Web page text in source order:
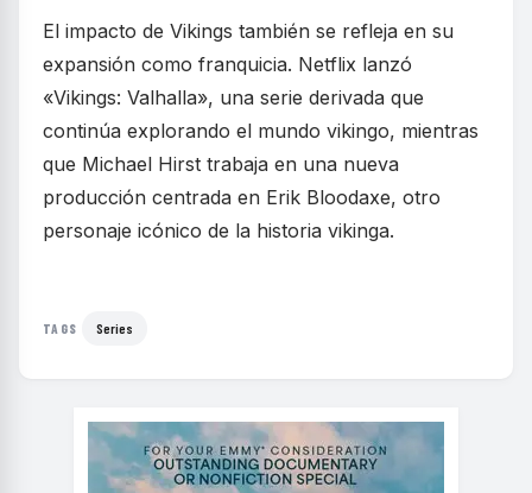
El impacto de Vikings también se refleja en su
expansión como franquicia. Netflix lanzó
«Vikings: Valhalla», una serie derivada que
continúa explorando el mundo vikingo, mientras
que Michael Hirst trabaja en una nueva
producción centrada en Erik Bloodaxe, otro
personaje icónico de la historia vikinga.
TAGS Series